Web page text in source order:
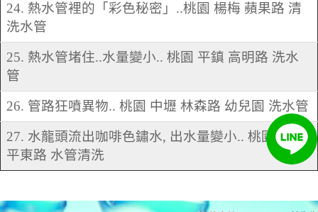
24. 熱水管裡的「彩色秘密」..桃園 楊梅 蘋果路 清
洗水管
25. 熱水管堵住..水量變小.. 桃園 平鎮 高明路 洗水
管
26. 管路狂噴異物.. 桃園 中壢 林森路 幼兒園 洗水管
27. 水龍頭流出咖啡色鏽水, 出水量變小.. 桃園 平鎮
平東路 水管清洗